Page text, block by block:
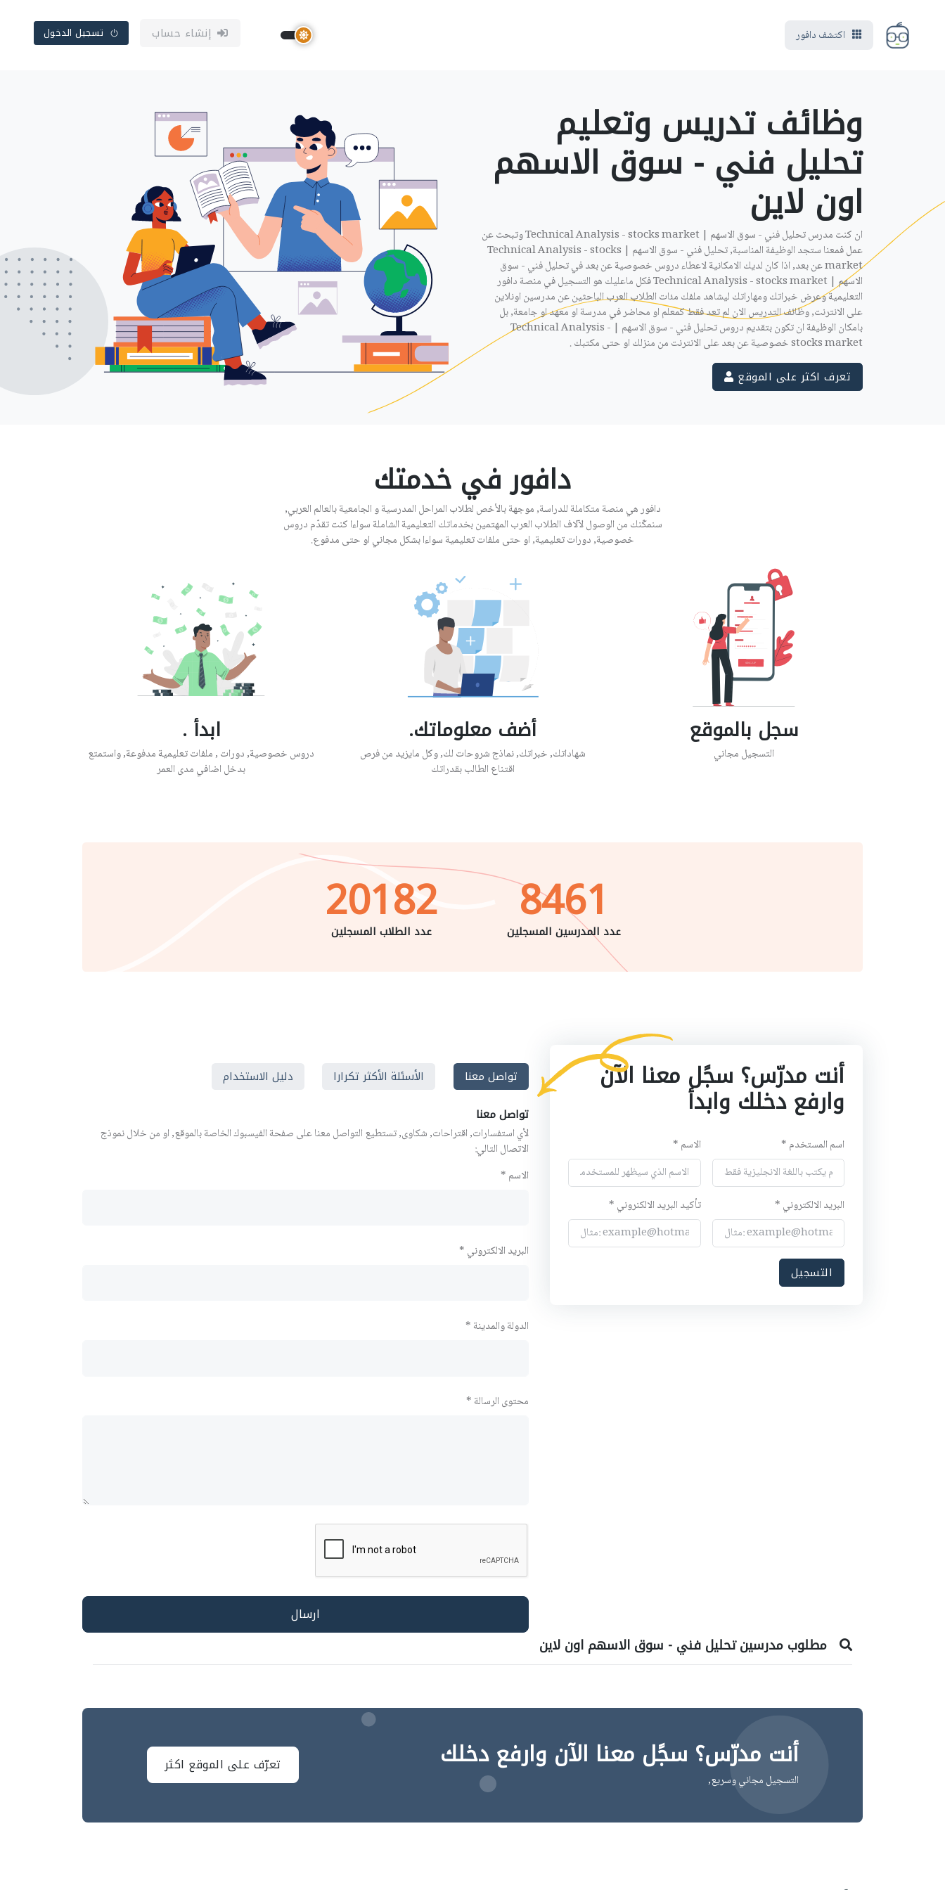
اكتشف دافور إنشاء حساب تسجيل الدخول
وظائف تدريس وتعليم
تحليل فني - سوق الاسهم
اون لاين ‎
ان كنت مدرس تحليل فني - سوق الاسهم | Technical Analysis - stocks market وتبحث عن
عمل فمعنا ستجد الوظيفة المناسبة, تحليل فني - سوق الاسهم | Technical Analysis - stocks
market عن بعد, اذا كان لديك الامكانية لاعطاء دروس خصوصية عن بعد في تحليل فني - سوق
الاسهم | Technical Analysis - stocks market فكل ماعليك هو التسجيل في منصة دافور
التعليمية وعرض خبراتك ومهاراتك ليشاهد ملفك مئات الطلاب العرب الباحثين عن مدرسين اونلاين
على الانترنت, وظائف التدريس الان لم تعد فقط كمعلم او محاضر في مدرسة او معهد او جامعة, بل
بامكان الوظيفة ان تكون بتقديم دروس تحليل فني - سوق الاسهم | Technical Analysis -
stocks market خصوصية عن بعد على الانترنت من منزلك او حتى مكتبك .
تعرف اكثر على الموقع
دافور في خدمتك
دافور هي منصة متكاملة للدراسة, موجهة بالأخص لطلاب المراحل المدرسية و الجامعية بالعالم العربي,
سنمكّنك من الوصول لآلاف الطلاب العرب المهتمين بخدماتك التعليمية الشاملة سواءا كنت تقدّم دروس
خصوصية, دورات تعليمية, او حتى ملفات تعليمية سواءا بشكل مجاني او حتى مدفوع.
سجل بالموقع
التسجيل مجاني
أضف معلوماتك.
شهاداتك, خبراتك, نماذج شروحات لك, وكل مايزيد من فرص
اقتناع الطالب بقدراتك
ابدأ .
دروس خصوصية, دورات , ملفات تعليمية مدفوعة, واستمتع
بدخل اضافي مدى العمر
8461
عدد المدرسين المسجلين 20182
عدد الطلاب المسجلين
أنت مدرّس؟ سجًل معنا الآن
وارفع دخلك وابدأ
اسم المستخدم * الاسم *
البريد الالكتروني * تأكيد البريد الالكنروني *
تواصل معنا الأسئلة الأكثر تكرارا
دليل الاستخدام
تواصل معنا
لأي استفسارات, اقتراحات, شكاوى, تستطيع التواصل معنا على صفحة الفيسبوك الخاصة بالموقع, او من خلال نموذج
الاتصال التالي:
الاسم *
البريد الالكتروني *
الدولة والمدينة *
محتوى الرسالة *
مطلوب مدرسين تحليل فني - سوق الاسهم اون لاين
أنت مدرّس؟ سجًل معنا الآن وارفع دخلك
التسجيل مجاني وسريع,
تعرّف على الموقع اكثر